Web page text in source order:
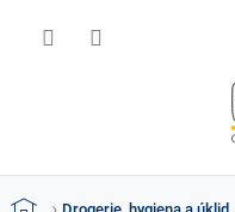
Drogerie, hygiena a úklid